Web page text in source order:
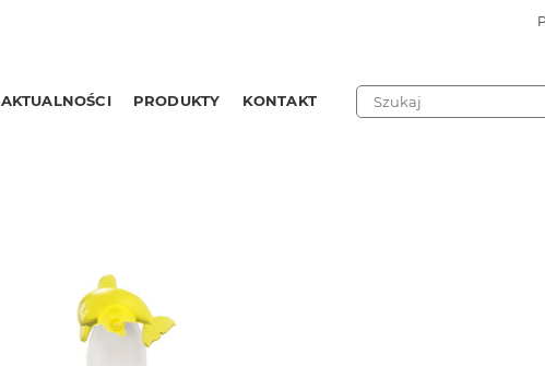
AKTUALNOŚCI PRODUKTY KONTAKT